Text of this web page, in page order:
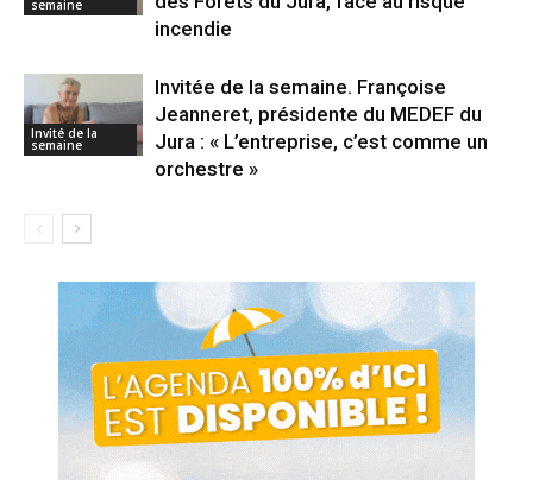
semaine
incendie
Invité de la
semaine
Invitée de la semaine. Françoise
Jeanneret, présidente du MEDEF du
Jura : « L’entreprise, c’est comme un
orchestre »